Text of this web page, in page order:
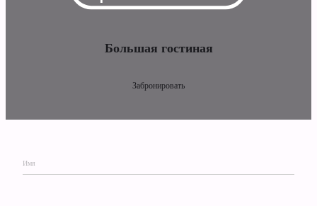
Большая гостиная
Забронировать
Имя